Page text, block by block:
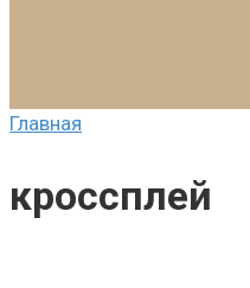
Главная
кроссплей